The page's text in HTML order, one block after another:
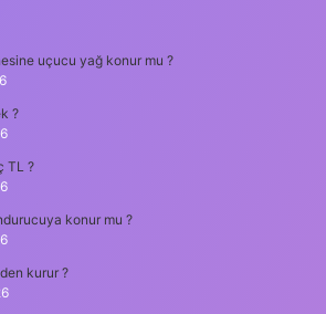
uçucu yağ konur mu ?
?
TL ?
konur mu ?
kurur ?